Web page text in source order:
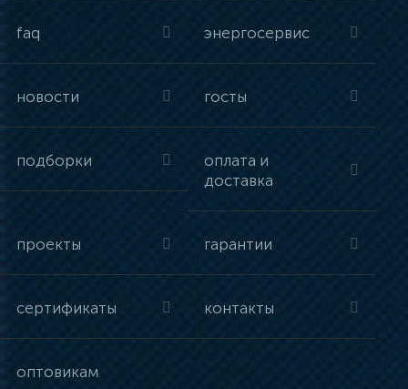
faq энергосервис
новости госты
подборки
оплата и
доставка
проекты гарантии
сертификаты контакты
оптовикам